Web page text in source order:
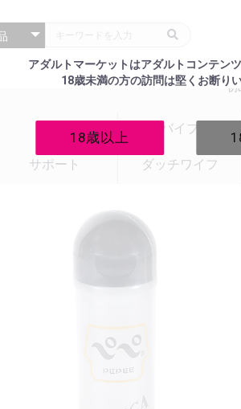
アダルトマーケットはアダルトコンテン
18歳未満の方の訪問は堅くお断りい
18歳以上
初
バイブ
サポート ダッチワイフ